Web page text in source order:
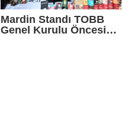
Mardin Standı TOBB
Genel Kurulu Öncesi